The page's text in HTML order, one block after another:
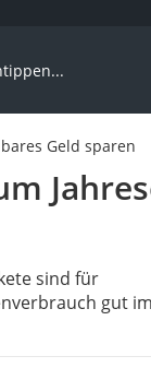
Geld sparen
sind für
gut im